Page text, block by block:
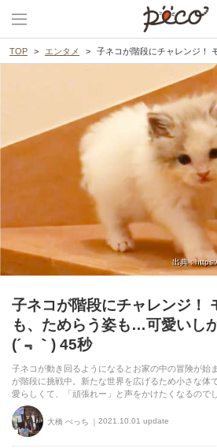
TOP エンタメ 子ネコが階段にチャレンジ！ モフモフなお尻も、た
出典 :
子ネコが階段にチャレンジ！
も、ためらう姿も…可愛いし
(´﹃｀) 45秒
子ネコが動き回るようになるとお家の中の冒険が始
が階段に挑戦中。新たな世界を広げるため小さな体
愛らしくて、「頑張れー」と声をかけたくなるので
大橋 ぺっち 2021.10.01 update